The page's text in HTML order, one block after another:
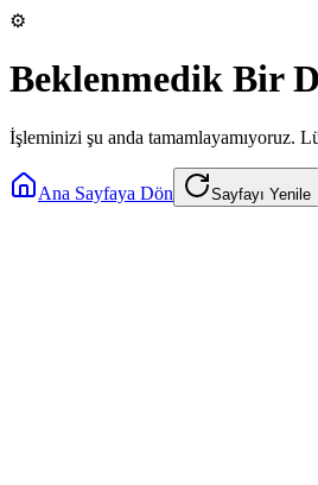
⚙️
Beklenmedik Bir
İşleminizi şu anda tamamlayamıyoruz.
Ana Sayfaya Dön Sayfayı Yenile